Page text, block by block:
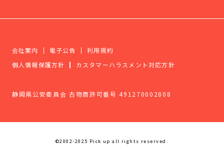
会社案内 電子公告
利用規約
個人情報保護方針
カスタマーハラスメント対応方針
静岡県公安委員会 古物商許可番号 491270002808
©2002-2025 Pick up all rights reserved.